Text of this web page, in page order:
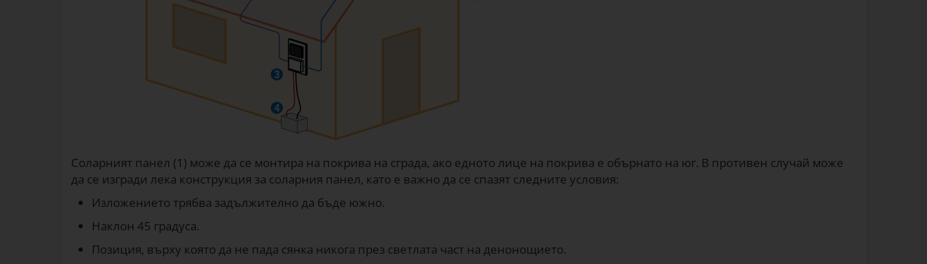
Соларният панел (1) може да се монтира на покрива на сграда, ако едното лице на покрива е обърнато на юг. В противен случай може
да се изгради лека конструкция за соларния панел, като е важно да се спазят следните условия:
Изложението трябва задължително да бъде южно.
Наклон 45 градуса.
Позиция, върху която да не пада сянка никога през светлата част на денонощието.